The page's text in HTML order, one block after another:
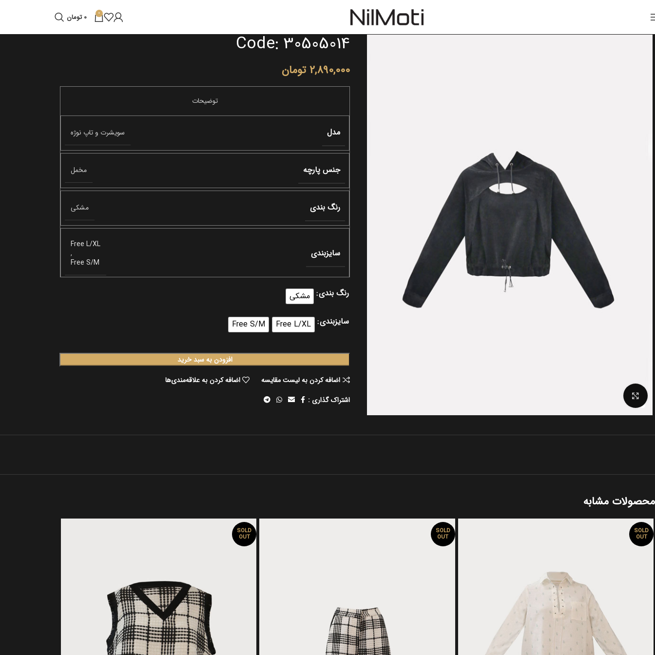
0
0 تومان
Code: 30505014
2,890,000 تومان
مدل سویشرت و تاپ نوژه
جنس پارچه مخمل
رنگ بندی مشکی
سایزبندی
Free L/XL
,
Free S/M
رنگ بندی مشکی
سایزبندی Free L/XL
Free S/M
افزودن به سبد خرید
اضافه کردن به لیست مقایسه
اضافه کردن به علاقه‌مندی‌ها
اشتراک گذاری :
محصولات مشابه
SOLD
OUT
SOLD
OUT
SOLD
OUT